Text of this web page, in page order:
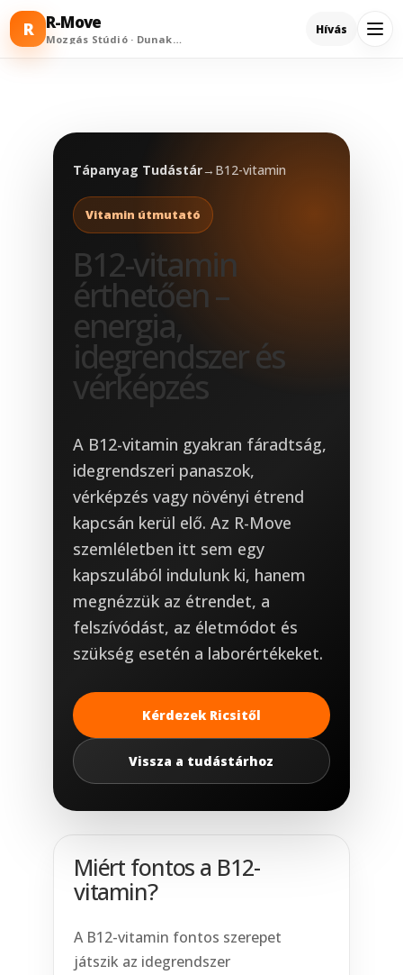
R R-Move
Mozgás Stúdió · Dunakeszi
Hívás
Tápanyag Tudástár→ B12-vitamin
Vitamin útmutató
B12-vitamin
érthetően –
energia,
idegrendszer és
vérképzés
A B12-vitamin gyakran fáradtság,
idegrendszeri panaszok,
vérképzés vagy növényi étrend
kapcsán kerül elő. Az R-Move
szemléletben itt sem egy
kapszulából indulunk ki, hanem
megnézzük az étrendet, a
felszívódást, az életmódot és
szükség esetén a laborértékeket.
Kérdezek Ricsitől
Vissza a tudástárhoz
Miért fontos a B12-
vitamin?
A B12-vitamin fontos szerepet
játszik az idegrendszer